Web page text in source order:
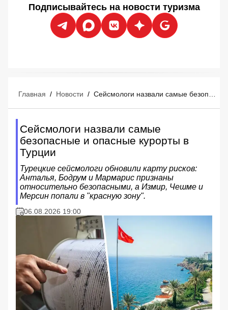
Подписывайтесь на новости туризма
Главная / Новости /
Сейсмологи назвали самые
безопасные и опасные курорты в
Турции
Турецкие сейсмологи обновили карту рисков:
Анталья, Бодрум и Мармарис признаны
относительно безопасными, а Измир, Чешме и
Мерсин попали в "красную зону".
06.08.2026 19:00